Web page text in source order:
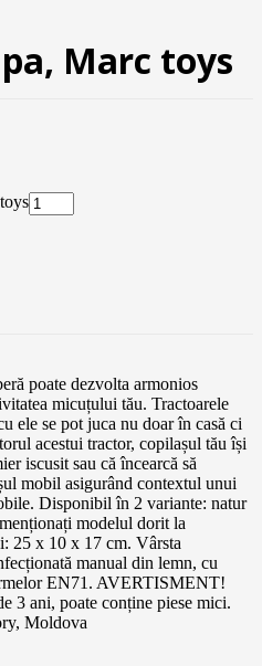
Marc toys
poate dezvolta armonios
micuțului tău. Tractoarele
ele se pot juca nu doar în casă ci
acestui tractor, copilașul tău își
iscusit sau că încearcă să
mobil asigurând contextul unui
Disponibil în 2 variante: natur
modelul dorit la
25 x 10 x 17 cm. Vârsta
manual din lemn, cu
EN71. AVERTISMENT!
3 ani, poate conține piese mici.
Moldova